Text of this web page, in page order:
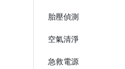
胎壓偵測
空氣清淨
急救電源